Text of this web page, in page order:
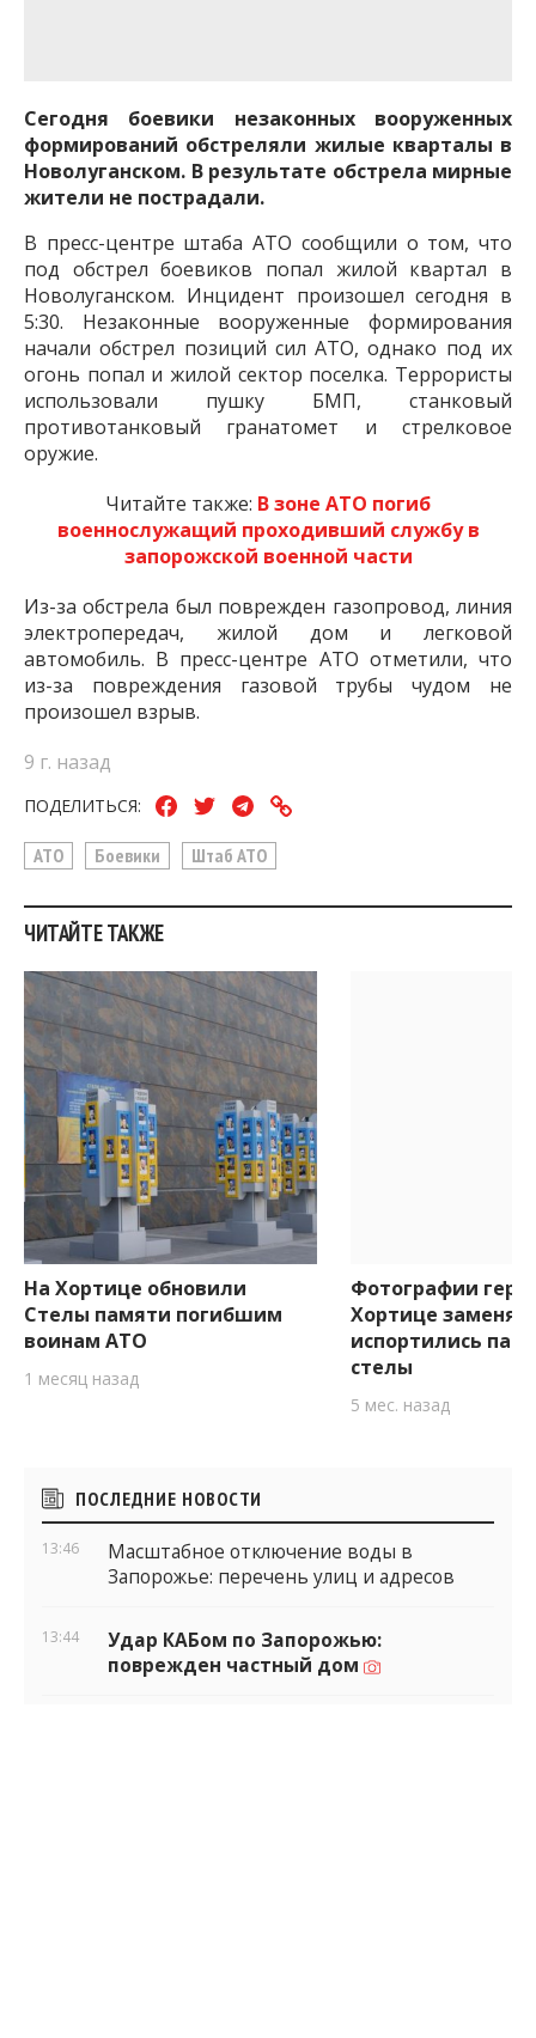
Сегодня боевики незаконных вооруженных
формирований обстреляли жилые кварталы в
Новолуганском. В результате обстрела мирные
жители не пострадали.
В пресс-центре штаба АТО сообщили о том, что
под обстрел боевиков попал жилой квартал в
Новолуганском. Инцидент произошел сегодня в
5:30. Незаконные вооруженные формирования
начали обстрел позиций сил АТО, однако под их
огонь попал и жилой сектор поселка. Террористы
использовали пушку БМП, станковый
противотанковый гранатомет и стрелковое
оружие.
Читайте также: В зоне АТО погиб
военнослужащий проходивший службу в
запорожской военной части
Из-за обстрела был поврежден газопровод, линия
электропередач, жилой дом и легковой
автомобиль. В пресс-центре АТО отметили, что
из-за повреждения газовой трубы чудом не
произошел взрыв.
9 г. назад
ПОДЕЛИТЬСЯ:
АТО Боевики Штаб АТО
ЧИТАЙТЕ ТАКЖЕ
На Хортице обновили
Стелы памяти погибшим
воинам АТО
1 месяц назад
Фотографии
Хортице
испортились
стелы
5 мес. назад
Боковые
виджеты
ПОСЛЕДНИЕ НОВОСТИ
13:46
Масштабное отключение воды в
Запорожье: перечень улиц и адресов
13:44
Удар КАБом по Запорожью:
поврежден частный дом